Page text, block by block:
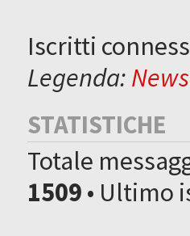
Iscritti
Legenda:
STATISTICHE
Totale
1509• Ultimo